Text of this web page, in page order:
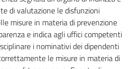
di valutazione le disfunzioni
misure in materia di prevenzione
e indica agli uffici competenti
i nominativi dei dipendenti
le misure in materia di